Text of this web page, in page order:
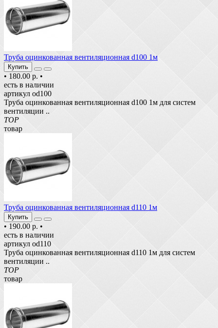
Труба оцинкованная вентиляционная d100 1м
Купить
• 180.00 р. •
есть в наличии
артикул od100
Труба оцинкованная вентиляционная d100 1м для систем
вентиляции ..
TOP
товар
Труба оцинкованная вентиляционная d110 1м
Купить
• 190.00 р. •
есть в наличии
артикул od110
Труба оцинкованная вентиляционная d110 1м для систем
вентиляции ..
TOP
товар